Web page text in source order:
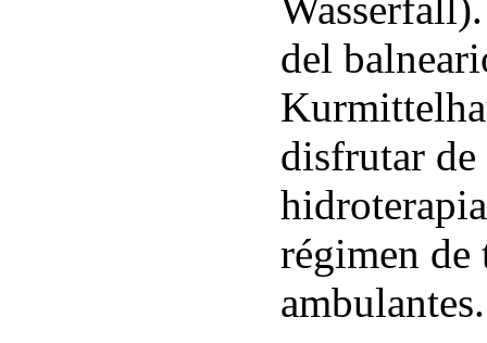
del
disfrutar de
régimen de
ambulantes.